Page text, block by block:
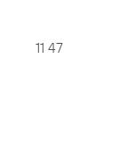
11 47